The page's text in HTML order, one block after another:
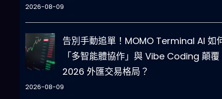
2026-08-09
告別手動追單！MOMO Terminal AI 如
「多智能體協作」與 Vibe Coding 顛覆
2026 外匯交易格局？
2026-08-09